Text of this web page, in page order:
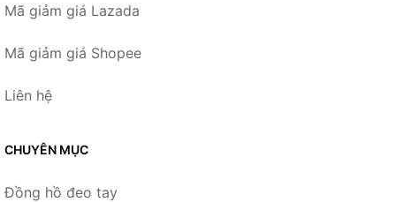
Mã giảm giá Lazada
Mã giảm giá Shopee
Liên hệ
CHUYÊN MỤC
Đồng hồ đeo tay